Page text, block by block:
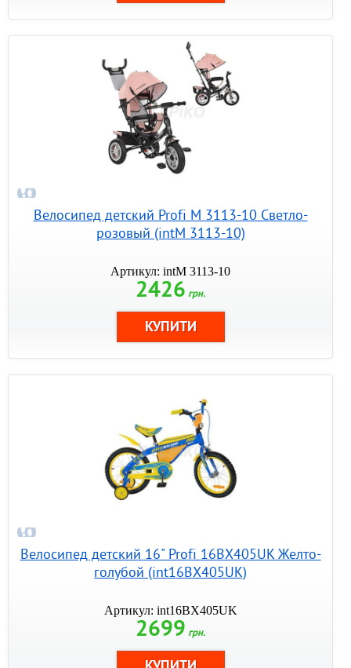
Велосипед детский Profi M 3113-10 Светло-
розовый (intM 3113-10)
Артикул: intM 3113-10
2426 грн.
Велосипед детский 16" Profi 16BX405UK Желто-
голубой (int16BX405UK)
Артикул: int16BX405UK
2699 грн.